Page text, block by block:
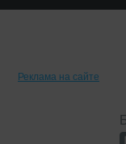
Реклама на сайте